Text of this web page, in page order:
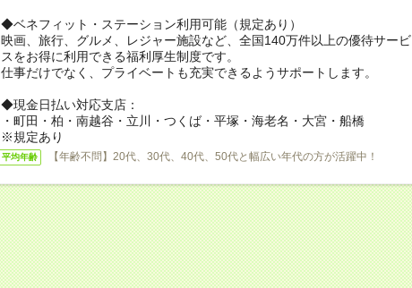
◆ベネフィット・ステーション利用可能（規定あり）
映画、旅行、グルメ、レジャー施設など、全国140万件以上の優待サービ
スをお得に利用できる福利厚生制度です。
仕事だけでなく、プライベートも充実できるようサポートします。
◆現金日払い対応支店：
・町田・柏・南越谷・立川・つくば・平塚・海老名・大宮・船橋
※規定あり
平均年齢 【年齢不問】20代、30代、40代、50代と幅広い年代の方が活躍中！